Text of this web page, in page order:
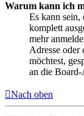
Warum kann ich
Es kann
komplett
mehr
Adresse oder
möchtest,
an die
Nach oben